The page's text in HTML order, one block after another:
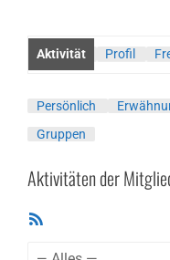
Aktivität Profil
Persönlich
Gruppen
Aktivitäten der